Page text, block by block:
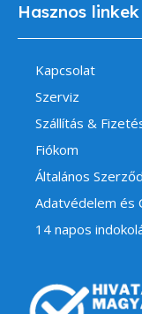
Hasznos linkek
Kapcsolat
Szerviz
Szállítás &
Fiókom
Általános
Adatvédelem és
14 napos